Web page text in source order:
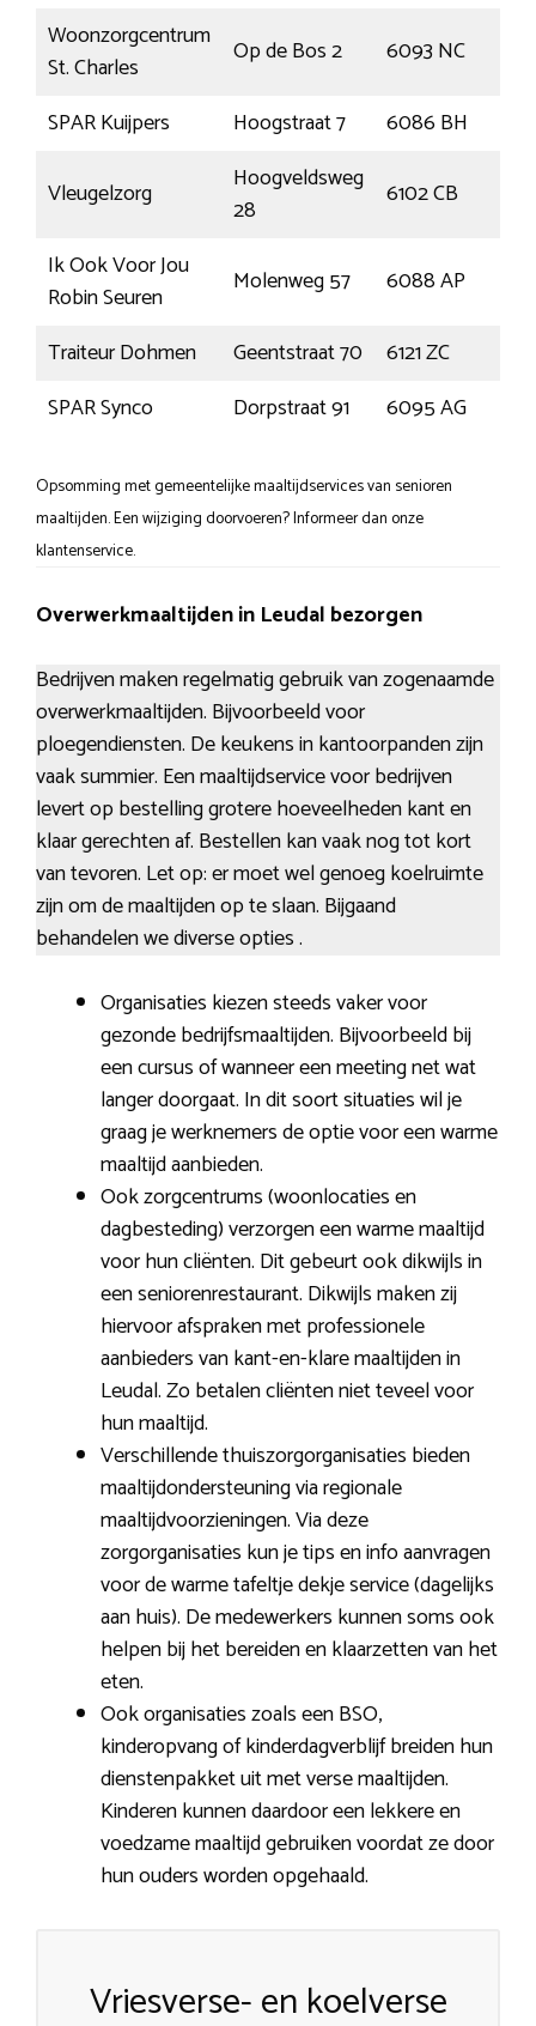
Woonzorgcentrum
St. Charles
Op de Bos 2 6093 NC
SPAR Kuijpers
Hoogstraat 7 6086 BH
Vleugelzorg
Hoogveldsweg
28
6102 CB
Ik Ook Voor Jou
Robin Seuren
Molenweg 57 6088 AP
Traiteur Dohmen
Geentstraat 70 6121 ZC
SPAR Synco
Dorpstraat 91 6095 AG
Opsomming met gemeentelijke maaltijdservices van senioren
maaltijden. Een wijziging doorvoeren? Informeer dan onze
klantenservice.
Overwerkmaaltijden in Leudal bezorgen
Bedrijven maken regelmatig gebruik van zogenaamde
overwerkmaaltijden. Bijvoorbeeld voor
ploegendiensten. De keukens in kantoorpanden zijn
vaak summier. Een maaltijdservice voor bedrijven
levert op bestelling grotere hoeveelheden kant en
klaar gerechten af. Bestellen kan vaak nog tot kort
van tevoren. Let op: er moet wel genoeg koelruimte
zijn om de maaltijden op te slaan. Bijgaand
behandelen we diverse opties .
Organisaties kiezen steeds vaker voor
gezonde bedrijfsmaaltijden. Bijvoorbeeld bij
een cursus of wanneer een meeting net wat
langer doorgaat. In dit soort situaties wil je
graag je werknemers de optie voor een warme
maaltijd aanbieden.
Ook zorgcentrums (woonlocaties en
dagbesteding) verzorgen een warme maaltijd
voor hun cliënten. Dit gebeurt ook dikwijls in
een seniorenrestaurant. Dikwijls maken zij
hiervoor afspraken met professionele
aanbieders van kant-en-klare maaltijden in
Leudal. Zo betalen cliënten niet teveel voor
hun maaltijd.
Verschillende thuiszorgorganisaties bieden
maaltijdondersteuning via regionale
maaltijdvoorzieningen. Via deze
zorgorganisaties kun je tips en info aanvragen
voor de warme tafeltje dekje service (dagelijks
aan huis). De medewerkers kunnen soms ook
helpen bij het bereiden en klaarzetten van het
eten.
Ook organisaties zoals een BSO,
kinderopvang of kinderdagverblijf breiden hun
dienstenpakket uit met verse maaltijden.
Kinderen kunnen daardoor een lekkere en
voedzame maaltijd gebruiken voordat ze door
hun ouders worden opgehaald.
Vriesverse- en koelverse